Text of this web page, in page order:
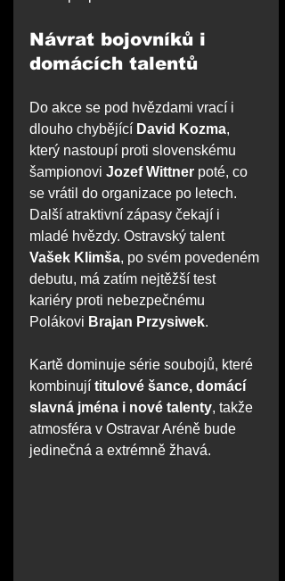
Návrat bojovníků i
domácích talentů
Do akce se pod hvězdami vrací i
dlouho chybějící David Kozma,
který nastoupí proti slovenskému
šampionovi Jozef Wittner poté, co
se vrátil do organizace po letech.
Další atraktivní zápasy čekají i
mladé hvězdy. Ostravský talent
Vašek Klimša, po svém povedeném
debutu, má zatím nejtěžší test
kariéry proti nebezpečnému
Polákovi Brajan Przysiwek.
Kartě dominuje série soubojů, které
kombinují titulové šance, domácí
slavná jména i nové talenty, takže
atmosféra v Ostravar Aréně bude
jedinečná a extrémně žhavá.